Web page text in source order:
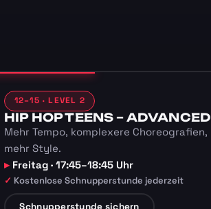
12–15 · LEVEL 2
HIP HOP TEENS – ADVANCED
Mehr Tempo, komplexere Choreografien,
mehr Style.
Freitag · 17:45–18:45 Uhr
Kostenlose Schnupperstunde jederzeit